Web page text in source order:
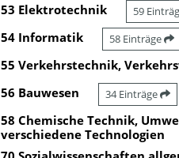
53 Elektrotechnik 59
54 Informatik 58 Einträge
55 Verkehrstechnik,
56 Bauwesen 34 Einträge
58 Chemische Technik,
verschiedene Technologien